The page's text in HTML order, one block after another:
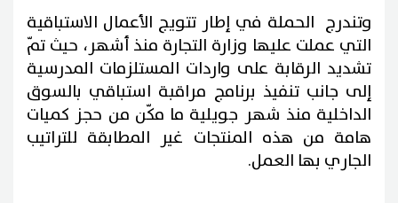
وتندرج الحملة في إطار تتويج الأعمال الاستباقية
التي عملت عليها وزارة التجارة منذ أشهر، حيث تمّ
تشديد الرقابة على واردات المستلزمات المدرسية
إلى جانب تنفيذ برنامج مراقبة استباقي بالسوق
الداخلية منذ شهر جويلية ما مكّن من حجز كميات
هامة من هذه المنتجات غير المطابقة للتراتيب
الجاري بها العمل.